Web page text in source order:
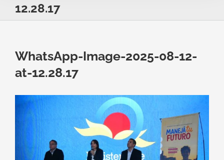
12.28.17
WhatsApp-Image-2025-08-12-
at-12.28.17